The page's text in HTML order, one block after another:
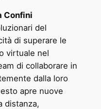
Confini
del
di superare le
virtuale nel
di collaborare in
dalla loro
apre nuove
distanza,